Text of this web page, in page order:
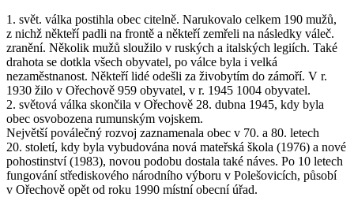
1. svět. válka postihla obec citelně. Narukovalo celkem 190 mužů,
z nichž někteří padli na frontě a někteří zemřeli na následky váleč.
zranění. Několik mužů sloužilo v ruských a italských legiích. Také
drahota se dotkla všech obyvatel, po válce byla i velká
nezaměstnanost. Někteří lidé odešli za živobytím do zámoří. V r.
1930 žilo v Ořechově 959 obyvatel, v r. 1945 1004 obyvatel.
2. světová válka skončila v Ořechově 28. dubna 1945, kdy byla
obec osvobozena rumunským vojskem.
Největší poválečný rozvoj zaznamenala obec v 70. a 80. letech
20. století, kdy byla vybudována nová mateřská škola (1976) a nové
pohostinství (1983), novou podobu dostala také náves. Po 10 letech
fungování střediskového národního výboru v Polešovicích, působí
v Ořechově opět od roku 1990 místní obecní úřad.